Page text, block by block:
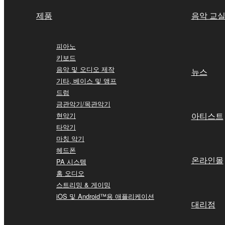
제품
피아노
키보드
음악 및 오디오 제작
기타, 베이스 및 앰프
드럼
금관악기/목관악기
현악기
타악기
마칭 악기
헤드폰
PA 시스템
홈 오디오
스트리밍 & 게이밍
iOS 및 Android™용 애플리케이션
음악 교실
뉴스
아티스트
온라인몰
대리점